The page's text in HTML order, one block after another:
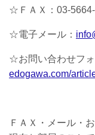
☆ＦＡＸ：03-
☆電子メール：
☆お問い合わせフォ
edogawa.com/
ＦＡＸ・メール・